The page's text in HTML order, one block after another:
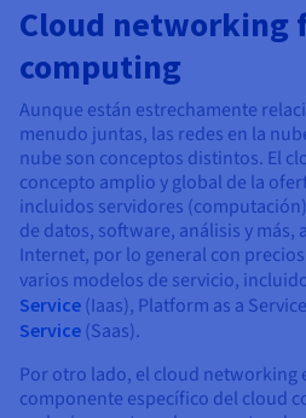
Cloud networking
computing
Aunque están estrechamente
menudo juntas, las redes en la
nube son conceptos distintos. El
concepto amplio y global de la
incluidos servidores
de datos, software, análisis y más,
Internet, por lo general con
varios modelos de servicio,
Service (Iaas), Platform as a
Service (Saas).
Por otro lado, el cloud networking
componente específico del cloud